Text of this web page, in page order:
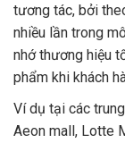
tương tác, bởi
nhiều lần trong
nhớ thương hiệu
phẩm khi khách
Ví dụ tại các
Aeon mall, Lotte